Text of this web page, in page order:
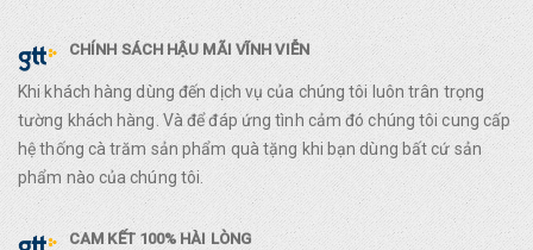
CHÍNH SÁCH HẬU MÃI VĨNH VIỄN
Khi khách hàng dùng đến dịch vụ của chúng tôi luôn trân trọng
tường khách hàng. Và để đáp ứng tình cảm đó chúng tôi cung cấp
hệ thống cà trăm sản phẩm quà tặng khi bạn dùng bất cứ sản
phẩm nào của chúng tôi.
CAM KẾT 100% HÀI LÒNG